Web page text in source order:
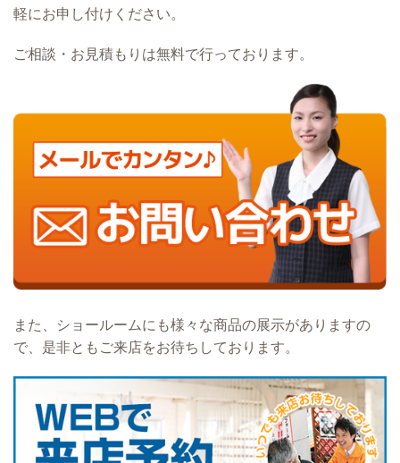
軽にお申し付けください。
ご相談・お見積もりは無料で行っております。
また、ショールームにも様々な商品の展示がありますの
で、是非ともご来店をお待ちしております。